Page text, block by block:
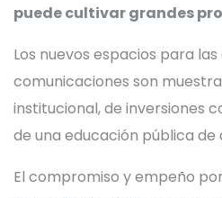
puede cultivar grandes
Los nuevos espacios para
comunicaciones son
institucional, de inversiones
de una educación pública de
El compromiso y empeño